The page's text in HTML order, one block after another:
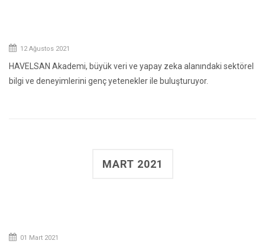
12 Ağustos 2021
HAVELSAN Akademi, büyük veri ve yapay zeka alanındaki sektörel
bilgi ve deneyimlerini genç yetenekler ile buluşturuyor.
MART 2021
01 Mart 2021